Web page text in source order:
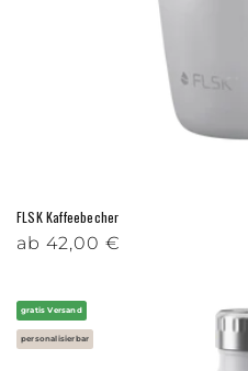
FLSK Kaffeebecher
Normaler Preis
ab 42,00 €
gratis Versand
personalisierbar